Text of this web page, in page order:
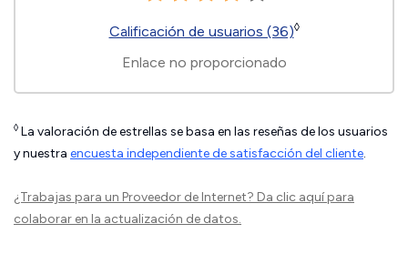
Calificación de usuarios (36)◊
Enlace no proporcionado
◊ La valoración de estrellas se basa en las reseñas de los usuarios
y nuestra encuesta independiente de satisfacción del cliente.
¿Trabajas para un Proveedor de Internet? Da clic aquípara
colaborar en la actualización de datos.